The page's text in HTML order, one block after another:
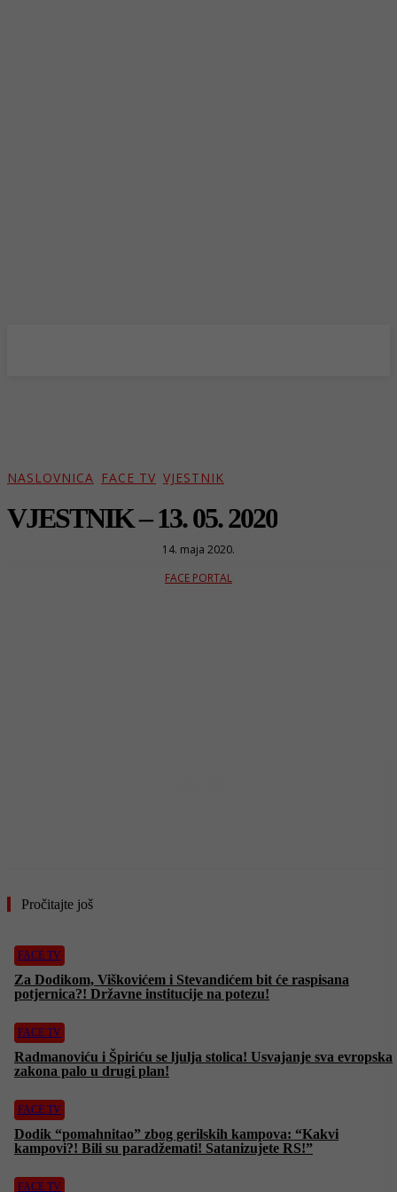
NASLOVNICA FACE TV VJESTNIK
VJESTNIK – 13. 05. 2020
14. maja 2020.
FACE PORTAL
Pročitajte još
FACE TV
Za Dodikom, Viškovićem i Stevandićem bit će raspisana
potjernica?! Državne institucije na potezu!
FACE TV
Radmanoviću i Špiriću se ljulja stolica! Usvajanje sva evropska
zakona palo u drugi plan!
FACE TV
Dodik “pomahnitao” zbog gerilskih kampova: “Kakvi
kampovi?! Bili su paradžemati! Satanizujete RS!”
FACE TV